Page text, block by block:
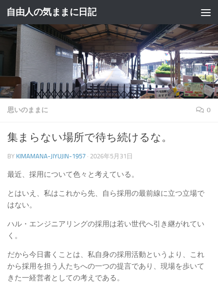
コンテンツへスキップ
自由人の気ままに日記
思いのままに 0
集まらない場所で待ち続けるな。
BY KIMAMANA-JIYUJIN-1957 · 2026年5月31日
最近、採用について色々と考えている。
とはいえ、私はこれから先、自ら採用の最前線に立つ立場で
はない。
ハル・エンジニアリングの採用は若い世代へ引き継がれてい
く。
だから今日書くことは、私自身の採用活動というより、これ
から採用を担う人たちへの一つの提言であり、現場を歩いて
きた一経営者としての考えである。